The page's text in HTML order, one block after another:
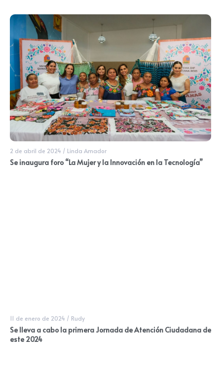
2 de abril de 2024 / Linda Amador
Se inaugura foro “La Mujer y la Innovación en la Tecnología”
11 de enero de 2024 / Rudy
Se lleva a cabo la primera Jornada de Atención Ciudadana de
este 2024